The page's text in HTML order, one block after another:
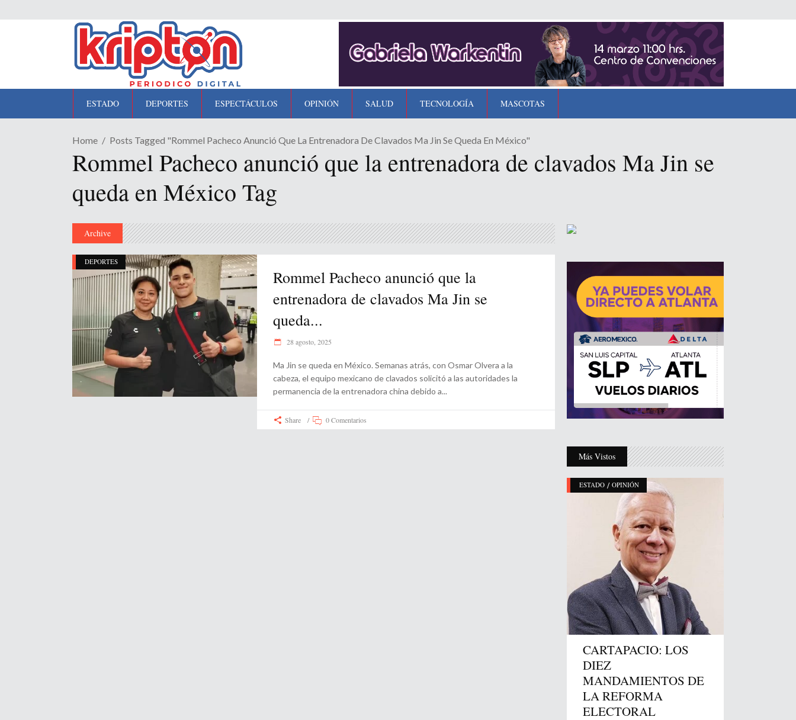
ESTADO DEPORTES ESPECTÁCULOS OPINIÓN SALUD TECNOLOGÍA MASCOTAS
Home Posts Tagged "Rommel Pacheco Anunció Que La Entrenadora De Clavados Ma Jin Se Queda En México"
Rommel Pacheco anunció que la entrenadora de clavados Ma Jin se
queda en México Tag
Archive
DEPORTES
Rommel Pacheco anunció que la
entrenadora de clavados Ma Jin se
queda...
28 agosto, 2025
Ma Jin se queda en México. Semanas atrás, con Osmar Olvera a la
cabeza, el equipo mexicano de clavados solicitó a las autoridades la
permanencia de la entrenadora china debido a
Share 0 Comentarios
Más Vistos
ESTADO / OPINIÓN
CARTAPACIO: LOS
DIEZ
MANDAMIENTOS DE
LA REFORMA
ELECTORAL